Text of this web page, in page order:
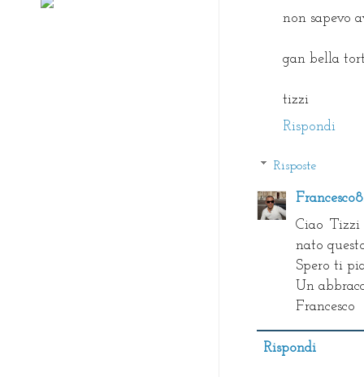
non sapevo
gan bella
tizzi
Rispondi
Risposte
Ciao
nato
Spero ti
Un
Francesco
Rispondi